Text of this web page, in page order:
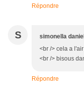
Répondre
S simonella
<br /> cela a
<br /> bisous
Répondre